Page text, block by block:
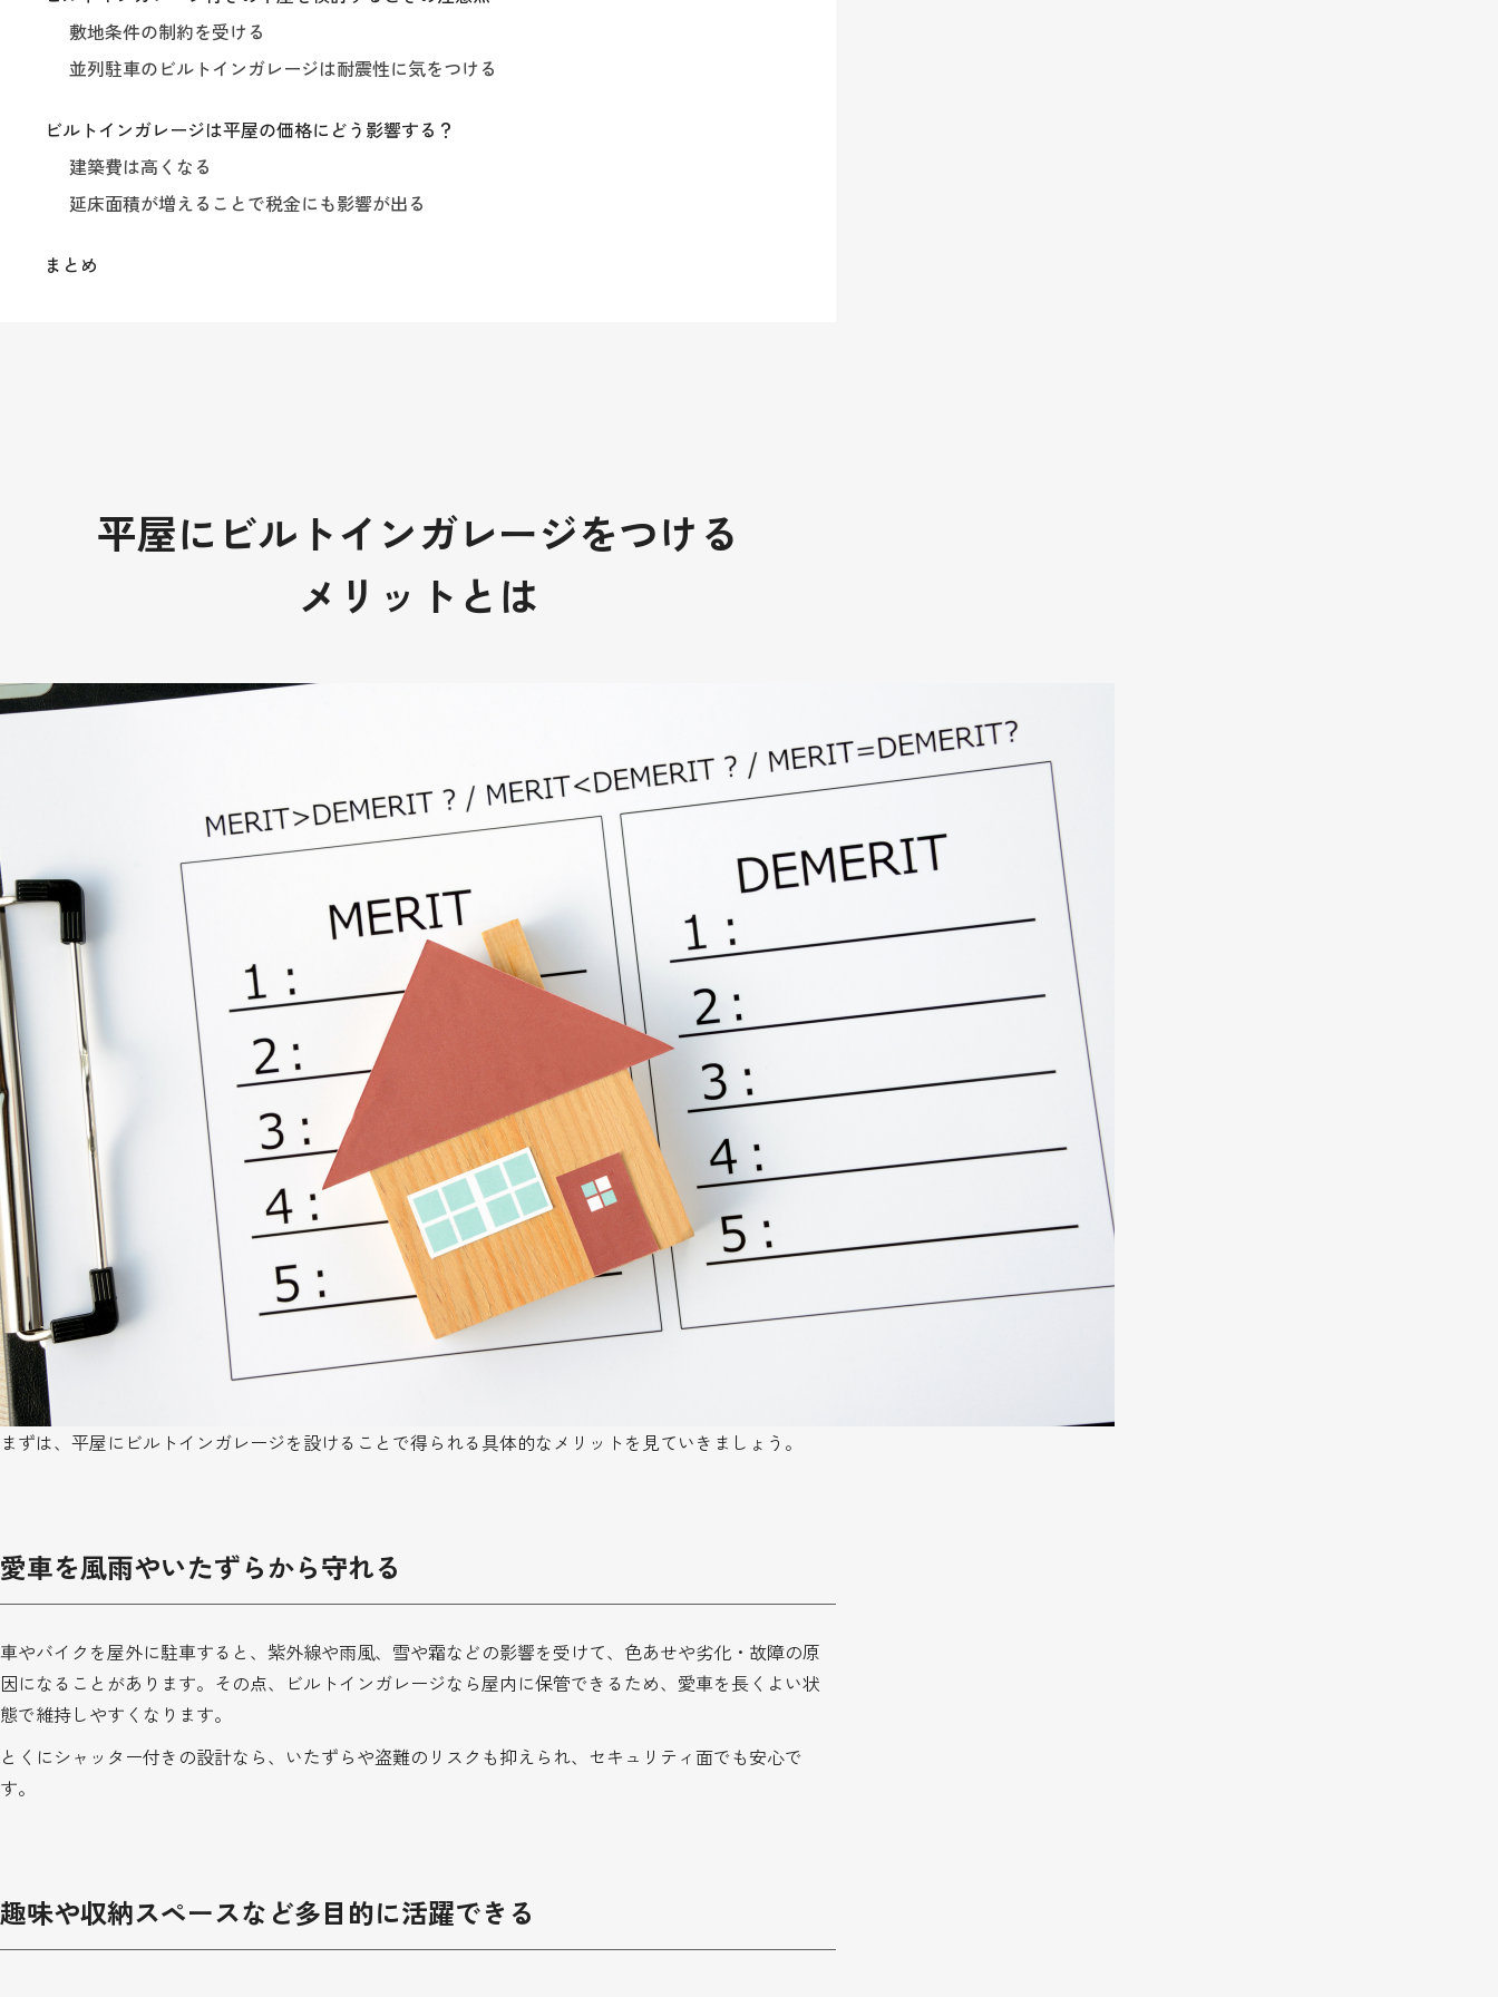
敷地条件の制約を受ける
並列駐車のビルトインガレージは耐震性に気をつける
ビルトインガレージは平屋の価格にどう影響する？
建築費は高くなる
延床面積が増えることで税金にも影響が出る
まとめ
平屋にビルトインガレージをつける
メリットとは
まずは、平屋にビルトインガレージを設けることで得られる具体的なメリットを見ていきましょう。
愛車を風雨やいたずらから守れる
車やバイクを屋外に駐車すると、紫外線や雨風、雪や霜などの影響を受けて、色あせや劣化・故障の原
因になることがあります。その点、ビルトインガレージなら屋内に保管できるため、愛車を長くよい状
態で維持しやすくなります。
とくにシャッター付きの設計なら、いたずらや盗難のリスクも抑えられ、セキュリティ面でも安心で
す。
趣味や収納スペースなど多目的に活躍できる